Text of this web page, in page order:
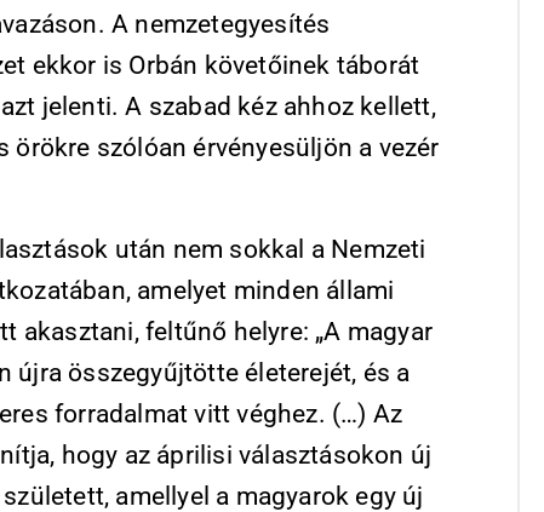
A nemzetegyesítés
ekkor is Orbán követőinek táborát
jelenti. A szabad kéz ahhoz kellett,
örökre szólóan érvényesüljön a vezér
után nem sokkal a Nemzeti
amelyet minden állami
akasztani, feltűnő helyre: „A magyar
újra összegyűjtötte életerejét, és a
forradalmat vitt véghez. (…) Az
hogy az áprilisi választásokon új
amellyel a magyarok egy új